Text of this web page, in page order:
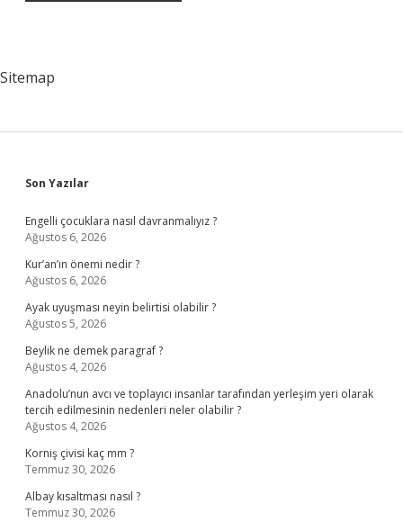
Sitemap
Sidebar
Son Yazılar
Engelli çocuklara nasıl davranmalıyız ?
Ağustos 6, 2026
Kur’an’ın önemi nedir ?
Ağustos 6, 2026
Ayak uyuşması neyin belirtisi olabilir ?
Ağustos 5, 2026
Beylik ne demek paragraf ?
Ağustos 4, 2026
Anadolu’nun avcı ve toplayıcı insanlar tarafından yerleşim yeri olarak
tercih edilmesinin nedenleri neler olabilir ?
Ağustos 4, 2026
Korniş çivisi kaç mm ?
Temmuz 30, 2026
Albay kısaltması nasıl ?
Temmuz 30, 2026